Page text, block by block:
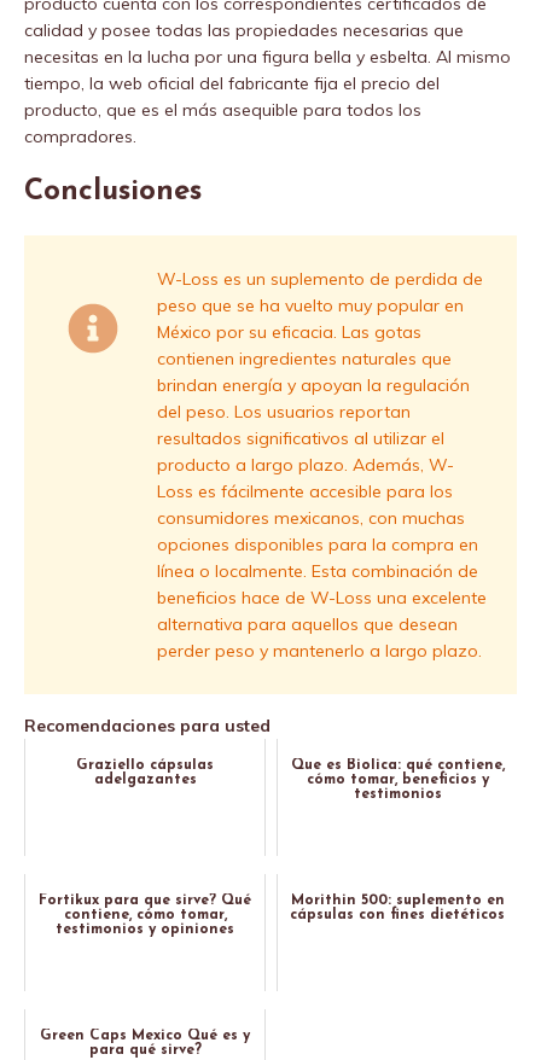
calidad y posee todas las propiedades necesarias que
necesitas en la lucha por una figura bella y esbelta. Al mismo
tiempo, la web oficial del fabricante fija el precio del
producto, que es el más asequible para todos los
compradores.
Conclusiones
W-Loss es un suplemento de perdida de
peso que se ha vuelto muy popular en
México por su eficacia. Las gotas
contienen ingredientes naturales que
brindan energía y apoyan la regulación
del peso. Los usuarios reportan
resultados significativos al utilizar el
producto a largo plazo. Además, W-
Loss es fácilmente accesible para los
consumidores mexicanos, con muchas
opciones disponibles para la compra en
línea o localmente. Esta combinación de
beneficios hace de W-Loss una excelente
alternativa para aquellos que desean
perder peso y mantenerlo a largo plazo.
Recomendaciones para usted
Graziello cápsulas
adelgazantes
Que es Biolica: qué contiene,
cómo tomar, beneficios y
testimonios
Fortikux para que sirve? Qué
contiene, cómo tomar,
testimonios y opiniones
Morithin 500: suplemento en
cápsulas con fines dietéticos
Green Caps Mexico Qué es y
para qué sirve?